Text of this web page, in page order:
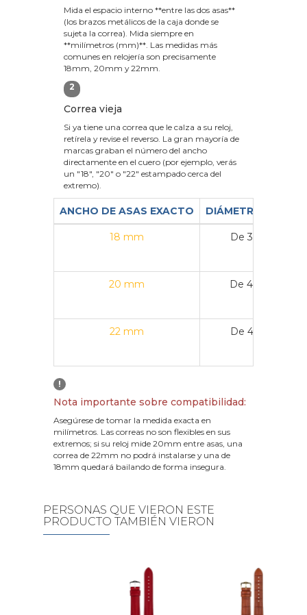
Mida el espacio interno **entre las dos asas**
(los brazos metálicos de la caja donde se
sujeta la correa). Mida siempre en
**milímetros (mm)**. Las medidas más
comunes en relojería son precisamente
18mm, 20mm y 22mm.
2
Correa vieja
Si ya tiene una correa que le calza a su reloj,
retírela y revise el reverso. La gran mayoría de
marcas graban el número del ancho
directamente en el cuero (por ejemplo, verás
un "18", "20" o "22" estampado cerca del
extremo).
ANCHO DE ASAS EXACTO DIÁMETRO DE
18 mm De 36 mm a
20 mm De 40 mm a
22 mm De 43 mm a
!
Nota importante sobre compatibilidad:
Asegúrese de tomar la medida exacta en
milímetros. Las correas no son flexibles en sus
extremos; si su reloj mide 20mm entre asas, una
correa de 22mm no podrá instalarse y una de
18mm quedará bailando de forma insegura.
PERSONAS QUE VIERON ESTE
PRODUCTO TAMBIÉN VIERON